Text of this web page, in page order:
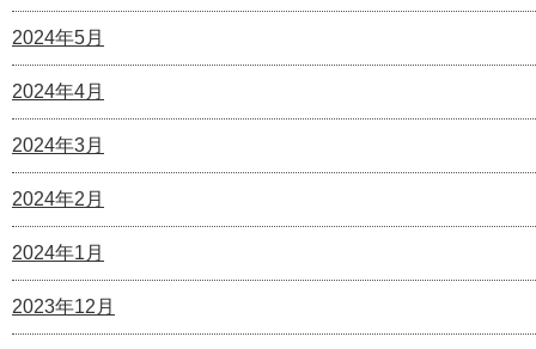
2024年5月
2024年4月
2024年3月
2024年2月
2024年1月
2023年12月